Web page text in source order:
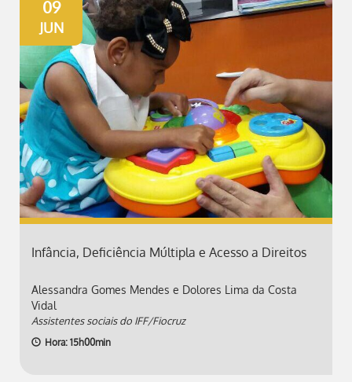
09
JUN
Infância, Deficiência Múltipla e Acesso a Direitos
Alessandra Gomes Mendes e Dolores Lima da Costa
Vidal
Assistentes sociais do IFF/Fiocruz
Hora: 15h00min